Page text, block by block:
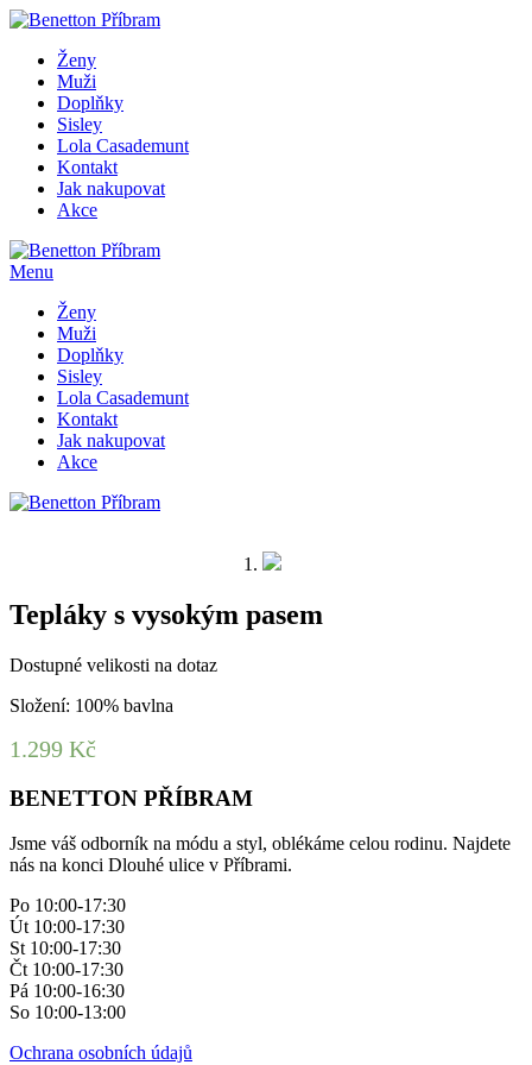
Ženy
Muži
Doplňky
Sisley
Lola Casademunt
Kontakt
Jak nakupovat
Akce
Menu
Ženy
Muži
Doplňky
Sisley
Lola Casademunt
Kontakt
Jak nakupovat
Akce
Tepláky s vysokým pasem
Dostupné velikosti na dotaz
Složení: 100% bavlna
1.299 Kč
BENETTON PŘÍBRAM
Jsme váš odborník na módu a styl, oblékáme celou rodinu. Najdete
nás na konci Dlouhé ulice v Příbrami.
Po 10:00-17:30
Út 10:00-17:30
St 10:00-17:30
Čt 10:00-17:30
Pá 10:00-16:30
So 10:00-13:00
Ochrana osobních údajů